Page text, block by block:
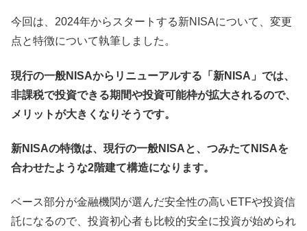
今回は、2024年からスタートする新NISAについて、変更
点と特徴について執筆しました。
現行の一般NISAからリニューアルする「新NISA」では、
非課税で投資できる期間や投資可能枠が拡大されるので、
メリットが大きくなりそうです。
新NISAの特徴は、現行の一般NISAと、つみたてNISAを
合わせたような2階建て構造になります。
ベース部分が金融機関が選んだ安全性の高いETFや投資信
託になるので、投資初心者も比較的安全に投資が始められ